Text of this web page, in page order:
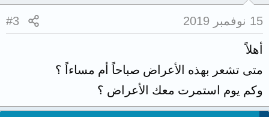
15 نوفمبر 2019 #3
أهلاً
متى تشعر بهذه الأعراض صباحاً أم مساءاً ؟
وكم يوم استمرت معك الأعراض ؟